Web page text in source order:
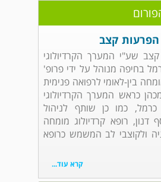
הפרעות קצב
שע"י המערך הקרדיולוגי
בחיפה מנוהל על ידי פרופ'
בין-לאומי לרפואה פנימית
כראש המערך הקרדיולוגי
כרמל, כמו כן שותף לניהול
דנון, רופא קרדיולוג מומחה
ולקוצבי לב המשמש כרופא
קרא עוד...